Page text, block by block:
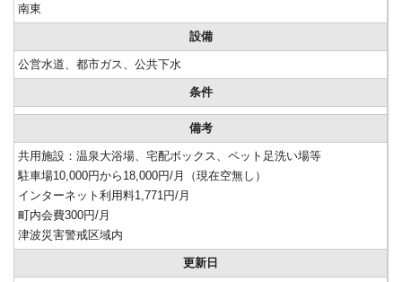
南東
設備
公営水道、都市ガス、公共下水
条件
備考
共用施設：温泉大浴場、宅配ボックス、ペット足洗い場等
駐車場10,000円から18,000円/月（現在空無し）
インターネット利用料1,771円/月
町内会費300円/月
津波災害警戒区域内
更新日